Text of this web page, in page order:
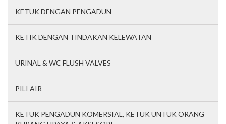
KETUK DENGAN PENGADUN
KETIK DENGAN TINDAKAN KELEWATAN
URINAL & WC FLUSH VALVES
PILI AIR
KETUK PENGADUN KOMERSIAL, KETUK UNTUK ORANG